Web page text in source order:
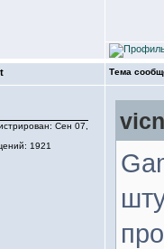
Тема
Сен 07,
1921